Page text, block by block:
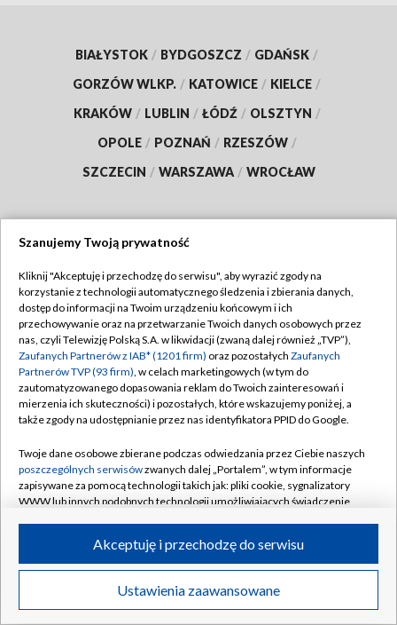
BIAŁYSTOK / BYDGOSZCZ / GDAŃSK /
GORZÓW WLKP. / KATOWICE / KIELCE /
KRAKÓW / LUBLIN / ŁÓDŹ / OLSZTYN /
OPOLE / POZNAŃ / RZESZÓW /
SZCZECIN / WARSZAWA / WROCŁAW
TVP
Abonament TVP
Emisja w TVP
Centrum informacji TVP
Naziemna Telewizja Cyfrowa
Rada Programowa
System NOS
Informacje o nadawcy
Program dla prasy
Ogłoszenie przetargowe
Regulamin TVP
Polityka prywatności
Moje zgody
Pomoc
Kontakt
Kanały
©2026 Telewizja Polska S.A. w likwidacji
Szanujemy Twoją prywatność
Kliknij "Akceptuję i przechodzę do serwisu", aby wyrazić zgody na
korzystanie z technologii automatycznego śledzenia i zbierania danych,
dostęp do informacji na Twoim urządzeniu końcowym i ich
przechowywanie oraz na przetwarzanie Twoich danych osobowych przez
nas, czyli Telewizję Polską S.A. w likwidacji (zwaną dalej również „TVP”),
Zaufanych Partnerów z IAB* (1201 firm) oraz pozostałych Zaufanych
Partnerów TVP (93 firm), w celach marketingowych (w tym do
zautomatyzowanego dopasowania reklam do Twoich zainteresowań i
mierzenia ich skuteczności) i pozostałych, które wskazujemy poniżej, a
także zgody na udostępnianie przez nas identyfikatora PPID do Google.
Twoje dane osobowe zbierane podczas odwiedzania przez Ciebie naszych
poszczególnych serwisówzwanych dalej „Portalem”, w tym informacje
zapisywane za pomocą technologii takich jak: pliki cookie, sygnalizatory
WWW lub innych podobnych technologii umożliwiających świadczenie
ruchu w Internecie.
Twoje dane osobowe zbierane podczas odwiedzania przez Ciebie
poszczególnych serwisówna Portalu, takie jak adresy IP, identyfikatory
Ustawienia zaawansowane
Akceptuję i przechodzę do serwisu